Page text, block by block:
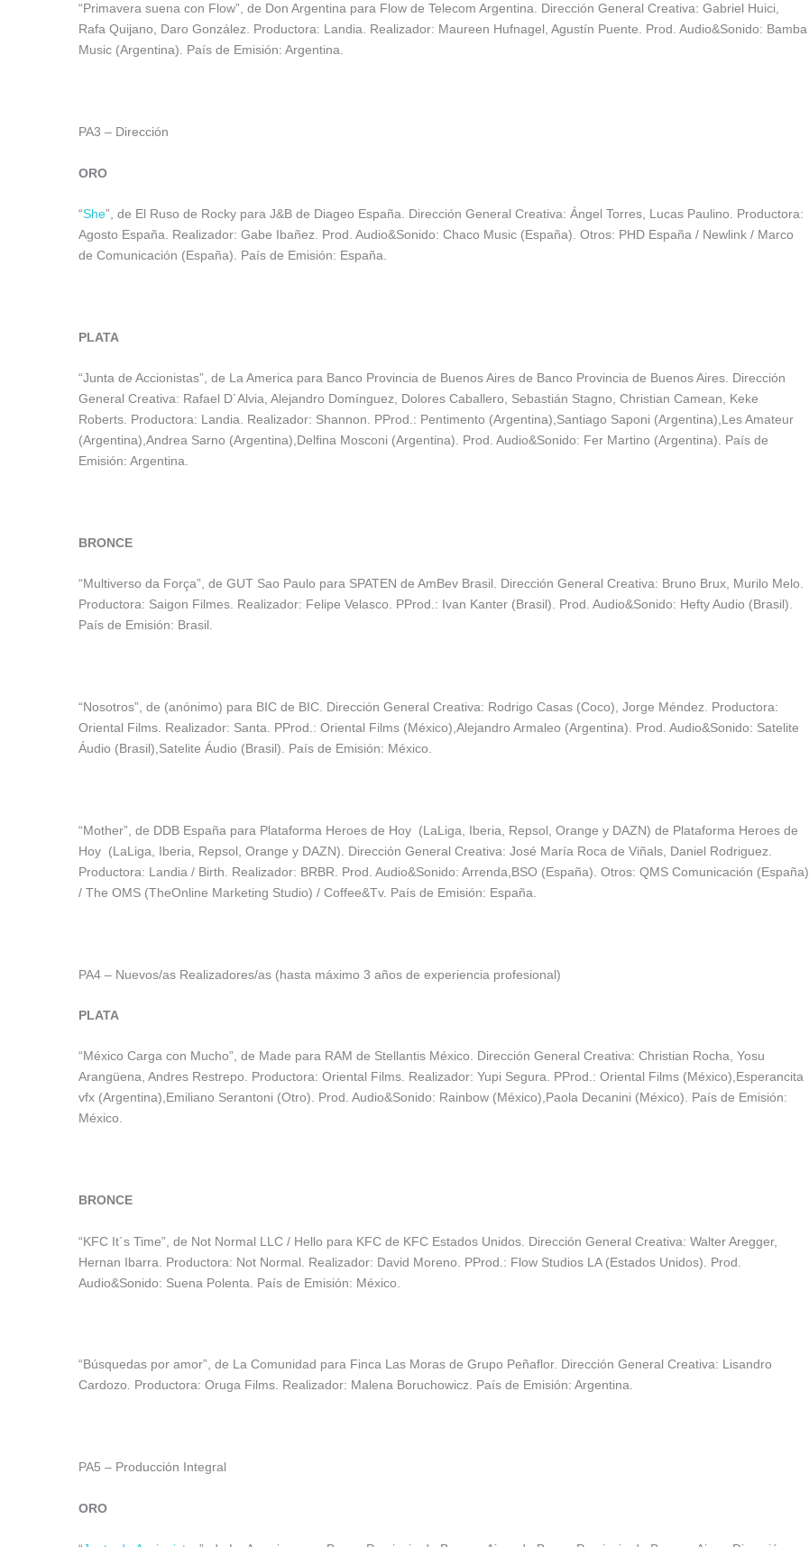
“Primavera suena con Flow”, de Don Argentina para Flow de Telecom Argentina. Dirección General Creativa: Gabriel Huici,
Rafa Quijano, Daro González. Productora: Landia. Realizador: Maureen Hufnagel, Agustín Puente. Prod. Audio&Sonido: Bamba
Music (Argentina). País de Emisión: Argentina.
PA3 – Dirección
ORO
“She”, de El Ruso de Rocky para J&B de Diageo España. Dirección General Creativa: Ángel Torres, Lucas Paulino. Productora:
Agosto España. Realizador: Gabe Ibañez. Prod. Audio&Sonido: Chaco Music (España). Otros: PHD España / Newlink / Marco
de Comunicación (España). País de Emisión: España.
PLATA
“Junta de Accionistas”, de La America para Banco Provincia de Buenos Aires de Banco Provincia de Buenos Aires. Dirección
General Creativa: Rafael D´Alvia, Alejandro Domínguez, Dolores Caballero, Sebastián Stagno, Christian Camean, Keke
Roberts. Productora: Landia. Realizador: Shannon. PProd.: Pentimento (Argentina),Santiago Saponi (Argentina),Les Amateur
(Argentina),Andrea Sarno (Argentina),Delfina Mosconi (Argentina). Prod. Audio&Sonido: Fer Martino (Argentina). País de
Emisión: Argentina.
BRONCE
“Multiverso da Força”, de GUT Sao Paulo para SPATEN de AmBev Brasil. Dirección General Creativa: Bruno Brux, Murilo Melo.
Productora: Saigon Filmes. Realizador: Felipe Velasco. PProd.: Ivan Kanter (Brasil). Prod. Audio&Sonido: Hefty Audio (Brasil).
País de Emisión: Brasil.
“Nosotros”, de (anónimo) para BIC de BIC. Dirección General Creativa: Rodrigo Casas (Coco), Jorge Méndez. Productora:
Oriental Films. Realizador: Santa. PProd.: Oriental Films (México),Alejandro Armaleo (Argentina). Prod. Audio&Sonido: Satelite
Áudio (Brasil),Satelite Áudio (Brasil). País de Emisión: México.
“Mother”, de DDB España para Plataforma Heroes de Hoy (LaLiga, Iberia, Repsol, Orange y DAZN) de Plataforma Heroes de
Hoy (LaLiga, Iberia, Repsol, Orange y DAZN). Dirección General Creativa: José María Roca de Viñals, Daniel Rodriguez.
Productora: Landia / Birth. Realizador: BRBR. Prod. Audio&Sonido: Arrenda,BSO (España). Otros: QMS Comunicación (España)
/ The OMS (TheOnline Marketing Studio) / Coffee&Tv. País de Emisión: España.
PA4 – Nuevos/as Realizadores/as (hasta máximo 3 años de experiencia profesional)
PLATA
“México Carga con Mucho”, de Made para RAM de Stellantis México. Dirección General Creativa: Christian Rocha, Yosu
Arangüena, Andres Restrepo. Productora: Oriental Films. Realizador: Yupi Segura. PProd.: Oriental Films (México),Esperancita
vfx (Argentina),Emiliano Serantoni (Otro). Prod. Audio&Sonido: Rainbow (México),Paola Decanini (México). País de Emisión:
México.
BRONCE
“KFC It´s Time”, de Not Normal LLC / Hello para KFC de KFC Estados Unidos. Dirección General Creativa: Walter Aregger,
Hernan Ibarra. Productora: Not Normal. Realizador: David Moreno. PProd.: Flow Studios LA (Estados Unidos). Prod.
Audio&Sonido: Suena Polenta. País de Emisión: México.
“Búsquedas por amor”, de La Comunidad para Finca Las Moras de Grupo Peñaflor. Dirección General Creativa: Lisandro
Cardozo. Productora: Oruga Films. Realizador: Malena Boruchowicz. País de Emisión: Argentina.
PA5 – Producción Integral
ORO